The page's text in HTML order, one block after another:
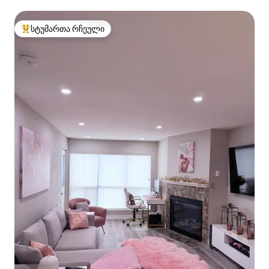
სტუმართა რჩეული მოწინავე ვარიანტი
სტუმართა რჩეული